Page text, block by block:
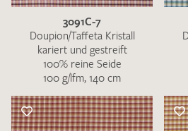
3091C-7
Doupion/Taffeta Kristall
kariert und gestreift
100% reine Seide
100 g/lfm, 140 cm